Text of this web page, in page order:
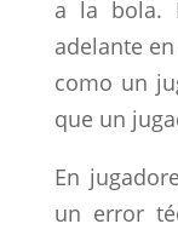
a la bola.
adelante
como un
que un
En
un error